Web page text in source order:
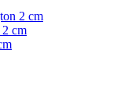
2 cm
2 cm